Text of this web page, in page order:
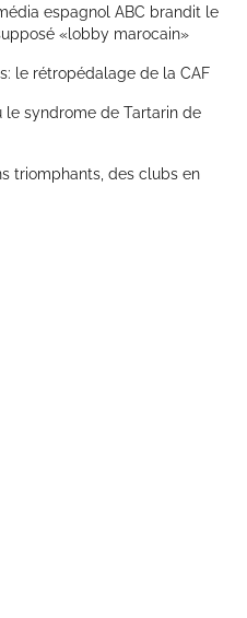
espagnol ABC brandit le
«lobby marocain»
le rétropédalage de la CAF
le syndrome de Tartarin de
triomphants, des clubs en